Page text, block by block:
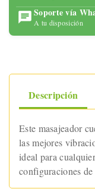
Soporte vía
A tu disposición
Descripción
Este masajeador
las mejores
ideal para
configuraciones